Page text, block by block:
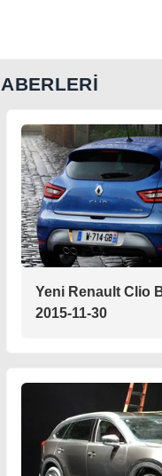
Yeni Renault Clio
2015-11-30